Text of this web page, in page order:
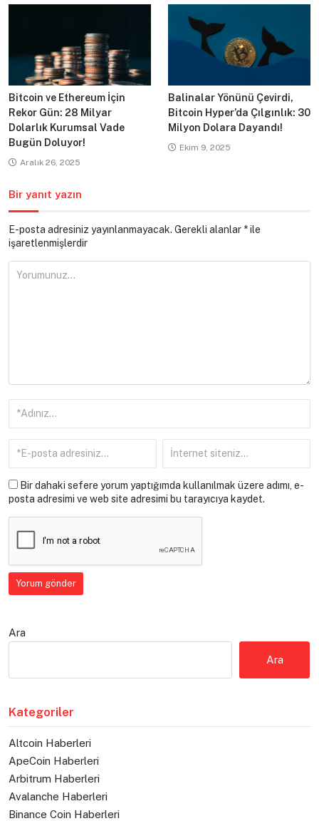
Bitcoin ve Ethereum İçin
Rekor Gün: 28 Milyar
Dolarlık Kurumsal Vade
Bugün Doluyor!
Aralık 26, 2025
Balinalar Yönünü Çevirdi,
Bitcoin Hyper’da Çılgınlık: 30
Milyon Dolara Dayandı!
Ekim 9, 2025
Bir yanıt yazın
E-posta adresiniz yayınlanmayacak. Gerekli alanlar *ile
işaretlenmişlerdir
Bir dahaki sefere yorum yaptığımda kullanılmak üzere adımı, e-
posta adresimi ve web site adresimi bu tarayıcıya kaydet.
Ara
Ara
Kategoriler
Altcoin Haberleri
ApeCoin Haberleri
Arbitrum Haberleri
Avalanche Haberleri
Binance Coin Haberleri